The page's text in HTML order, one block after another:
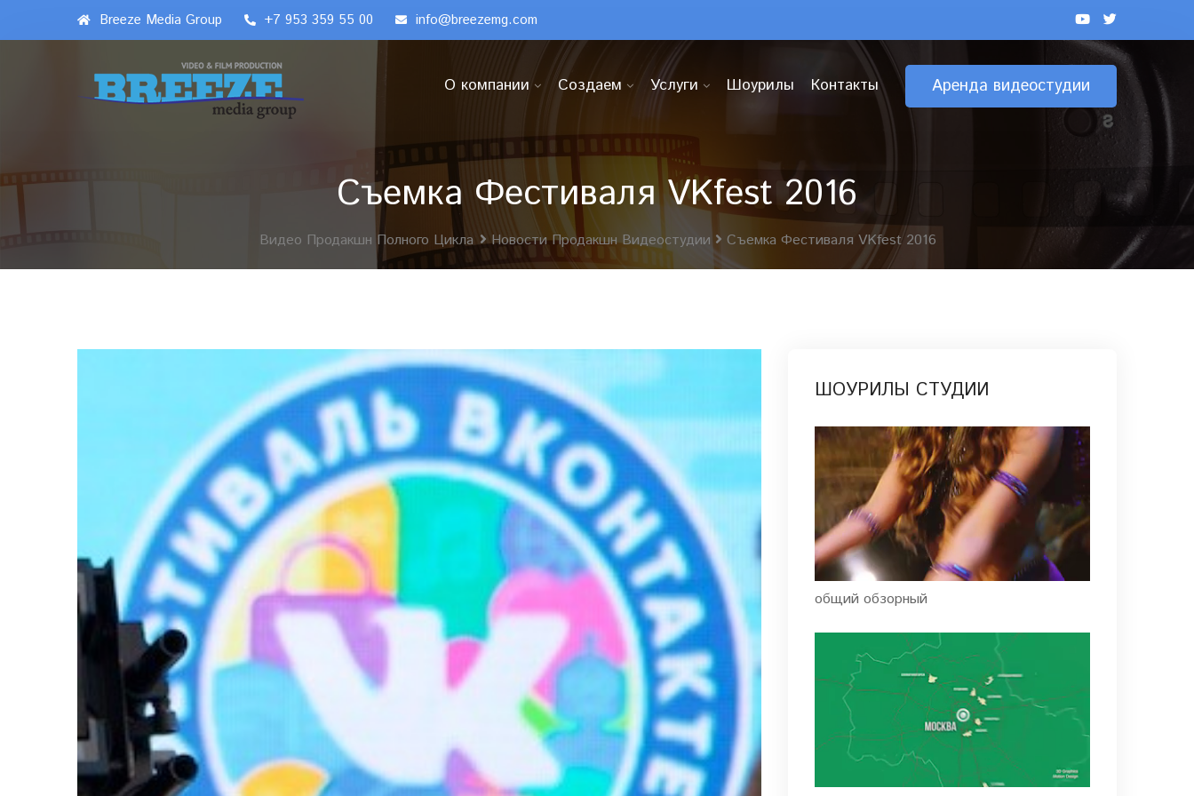
Breeze Media Group +7 953 359 55 00 info@breezemg.com
О компании Создаем Услуги Шоурилы Контакты Аренда видеостудии
Съемка Фестиваля VKfest 2016
Видео Продакшн Полного Цикла Новости Продакшн Видеостудии Съемка Фестиваля VKfest 2016
ШОУРИЛЫ СТУДИИ
общий обзорный